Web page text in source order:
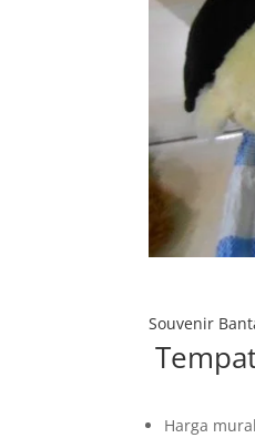
Souvenir
Harga